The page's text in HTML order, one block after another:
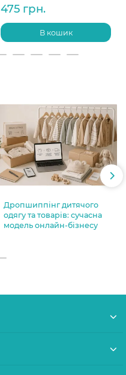
475 грн.
В кошик
Дропшиппінг дитячого
одягу та товарів: сучасна
модель онлайн-бізнесу